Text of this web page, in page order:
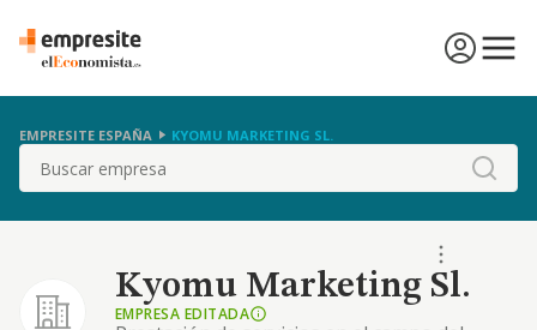
EMPRESITE ESPAÑA KYOMU MARKETING SL.
Buscar
Kyomu Marketing Sl.
EMPRESA EDITADA